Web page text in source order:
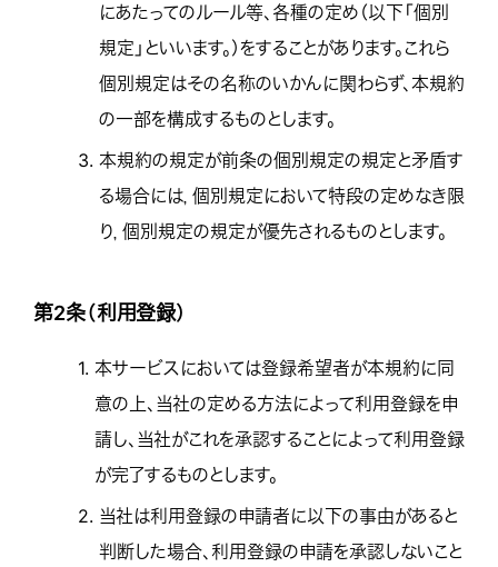
にあたってのルール等、各種の定め（以下「個別
規定」といいます。）をすることがあります。これら
個別規定はその名称のいかんに関わらず、本規約
の一部を構成するものとします。
3. 本規約の規定が前条の個別規定の規定と矛盾す
る場合には，個別規定において特段の定めなき限
り，個別規定の規定が優先されるものとします。
第2条（利用登録）
1. 本サービスにおいては登録希望者が本規約に同
意の上、当社の定める方法によって利用登録を申
請し、当社がこれを承認することによって利用登録
が完了するものとします。
2. 当社は利用登録の申請者に以下の事由があると
判断した場合、利用登録の申請を承認しないこと